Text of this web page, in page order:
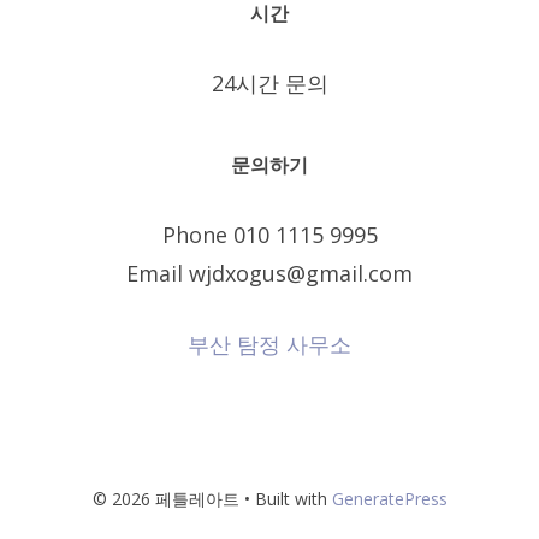
시간
24시간 문의
문의하기
Phone 010 1115 9995
Email wjdxogus@gmail.com
부산 탐정 사무소
© 2026 페틀레아트 • Built with GeneratePress